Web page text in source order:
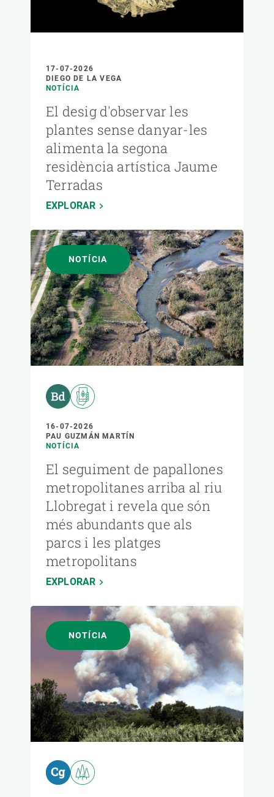
17-07-2026
DIEGO DE LA VEGA
NOTÍCIA
El desig d'observar les
plantes sense danyar-les
alimenta la segona
residència artística Jaume
Terradas
EXPLORAR
NOTÍCIA
16-07-2026
PAU GUZMÁN MARTÍN
NOTÍCIA
El seguiment de papallones
metropolitanes arriba al riu
Llobregat i revela que són
més abundants que als
parcs i les platges
metropolitans
EXPLORAR
NOTÍCIA